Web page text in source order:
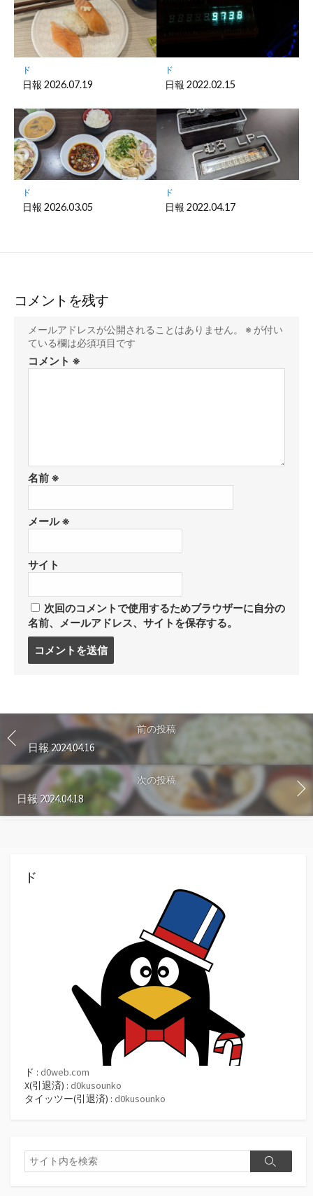
ド
日報 2026.07.19
ド
日報 2022.02.15
ド
日報 2026.03.05
ド
日報 2022.04.17
コメントを残す
メールアドレスが公開されることはありません。 ※ が付い
ている欄は必須項目です
コメント ※
名前 ※
メール※
サイト
次回のコメントで使用するためブラウザーに自分の
名前、メールアドレス、サイトを保存する。
る
前の投稿
日報 2024.04.16
次の投稿
日報 2024.04.18
ド
ド : d0web.com
X(引退済) : d0kusounko
タイッツー(引退済) : d0kusounko
検
索
検